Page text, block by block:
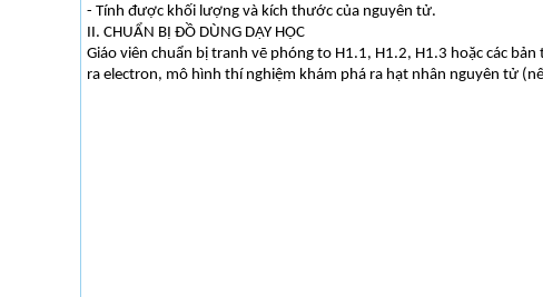
- Tính được khối lượng và kích thước của nguyên tử.
II. CHUẨN BỊ ĐỒ DÙNG DẠY HỌC
Giáo viên chuẩn bị tranh vẽ phóng to H1.1, H1.2, H1.3 hoặc các
ra electron, mô hình thí nghiệm khám phá ra hạt nhân nguyên tử